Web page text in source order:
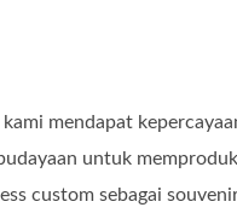
mendapat
untuk
custom sebagai